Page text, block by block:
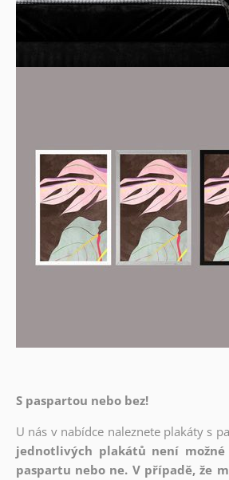
S paspartou nebo bez!
U nás v nabídce naleznete plakáty s
jednotlivých plakátů není
paspartu nebo ne. V případě, že